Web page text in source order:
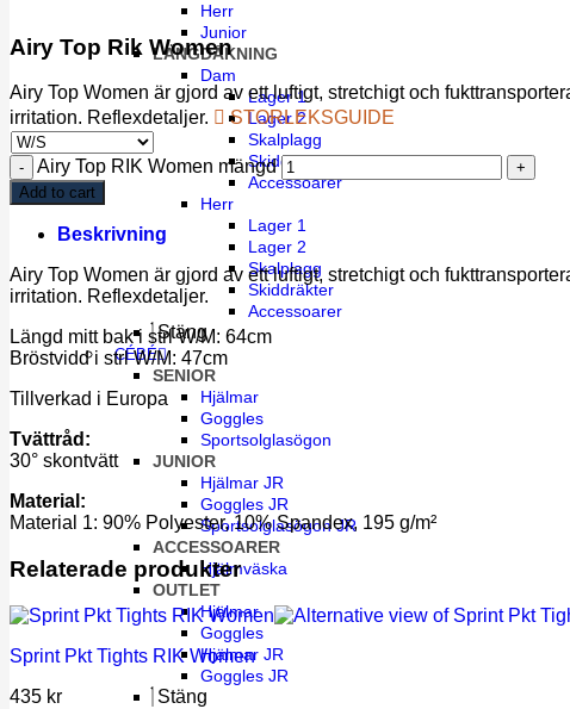
Herr
Junior
LÄNGDÅKNING
Dam
Lager 1
Lager 2
Skalplagg
Skiddräkter
Accessoarer
Herr
Lager 1
Lager 2
Skalplagg
Skiddräkter
Accessoarer
Stäng
CÉBÉ
SENIOR
Hjälmar
Goggles
Sportsolglasögon
JUNIOR
Hjälmar JR
Goggles JR
Sportsolglasögon JR
ACCESSOARER
Hjälmväska
OUTLET
Hjälmar
Goggles
Hjälmar JR
Goggles JR
Stäng
Airy Top Rik Women
Airy Top Women är gjord av ett luftigt, stretchigt och
irritation. Reflexdetaljer.
STORLEKSGUIDE
Airy Top RIK Women mängd
Add to cart
Beskrivning
Airy Top Women är gjord av ett luftigt, stretchigt och
irritation. Reflexdetaljer.
Längd mitt bak i strl W/M: 64cm
Bröstvidd i strl W/M: 47cm
Tillverkad i Europa
Tvättråd:
30° skontvätt
Material:
Material 1: 90% Polyester, 10% Spandex, 195 g/m²
Relaterade produkter
Sprint Pkt Tights RIK Women
435 kr